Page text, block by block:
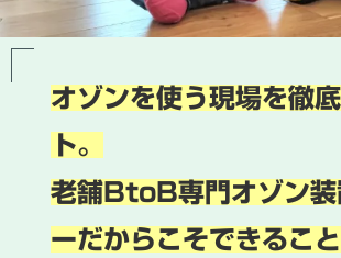
オゾンを使う現場を徹
ト。
老舗BtoB専門オゾン装
ーだからこそできること